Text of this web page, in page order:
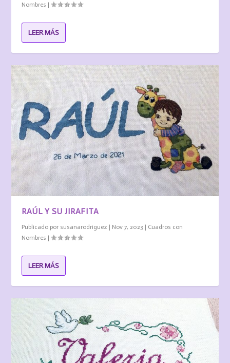
Nombres |
LEER MÁS
RAÚL Y SU JIRAFITA
Publicado por susanarodriguez | Nov 7, 2023 | Cuadros con
Nombres |
LEER MÁS